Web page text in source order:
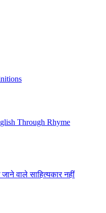
Through Rhyme
वाले साहित्यकार नहीं